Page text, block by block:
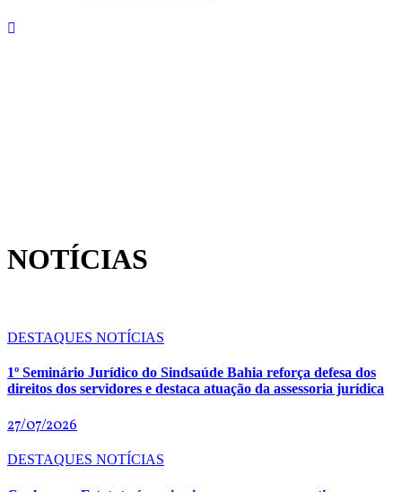
NOTÍCIAS
DESTAQUES NOTÍCIAS
1º Seminário Jurídico do Sindsaúde Bahia reforça defesa dos
direitos dos servidores e destaca atuação da assessoria jurídica
27/07/2026
DESTAQUES NOTÍCIAS